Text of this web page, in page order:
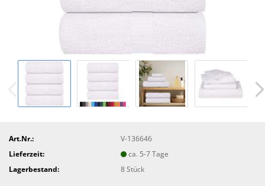
Art.Nr.:
V-136646
Lieferzeit:
ca. 5-7 Tage
Lagerbestand:
8Stück